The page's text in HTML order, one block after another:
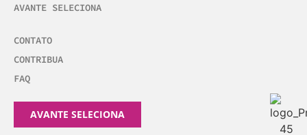
AVANTE SELECIONA
CONTATO
CONTRIBUA
FAQ
AVANTE SELECIONA